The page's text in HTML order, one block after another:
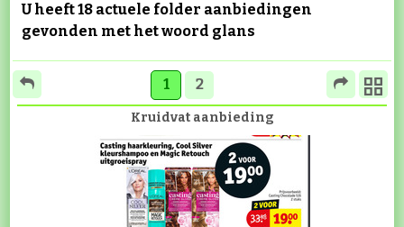
U heeft 18 actuele folder aanbiedingen
gevonden met het woord glans
1 2
Kruidvat aanbieding